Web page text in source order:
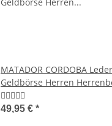
MATADOR CORDOBA Leder
Geldbörse Herren
RFID TüV
49,95 € *